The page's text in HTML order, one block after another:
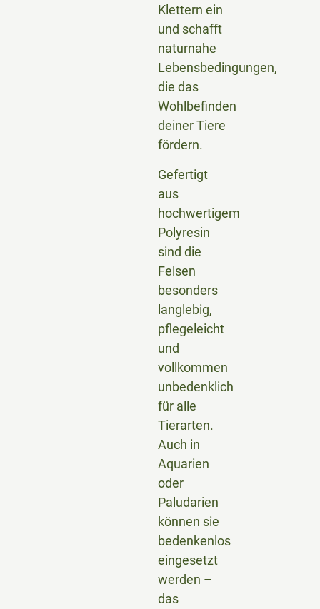
Klettern ein
und schafft
naturnahe
Lebensbedingungen,
die das
Wohlbefinden
deiner Tiere
fördern.
Gefertigt
aus
hochwertigem
Polyresin
sind die
Felsen
besonders
langlebig,
pflegeleicht
und
vollkommen
unbedenklich
für alle
Tierarten.
Auch in
Aquarien
oder
Paludarien
können sie
bedenkenlos
eingesetzt
werden –
das